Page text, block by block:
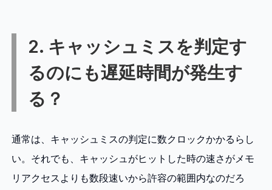
2. キャッシュミスを判定す
るのにも遅延時間が発生す
る？
通常は、キャッシュミスの判定に数クロックかかるらし
い。それでも、キャッシュがヒットした時の速さがメモ
リアクセスよりも数段速いから許容の範囲内なのだろ